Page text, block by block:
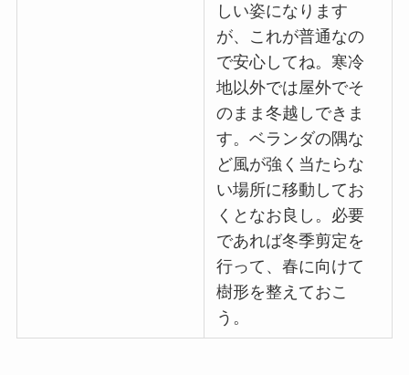
しい姿になります
が、これが普通なの
で安心してね。寒冷
地以外では屋外でそ
のまま冬越しできま
す。ベランダの隅な
ど風が強く当たらな
い場所に移動してお
くとなお良し。必要
であれば冬季剪定を
行って、春に向けて
樹形を整えておこ
う。